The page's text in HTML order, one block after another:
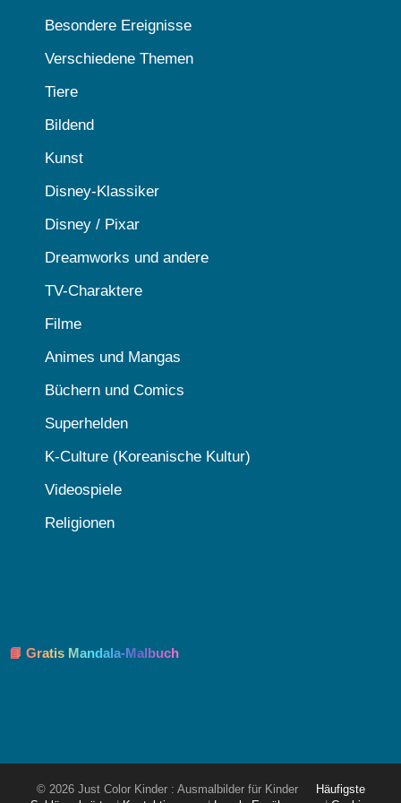
Besondere Ereignisse
Verschiedene Themen
Tiere
Bildend
Kunst
Disney-Klassiker
Disney / Pixar
Dreamworks und andere
TV-Charaktere
Filme
Animes und Mangas
Büchern und Comics
Superhelden
K-Culture (Koreanische Kultur)
Videospiele
Religionen
📘 Gratis Mandala-Malbuch
© 2026 Just Color Kinder : Ausmalbilder für Kinder
Häufigste